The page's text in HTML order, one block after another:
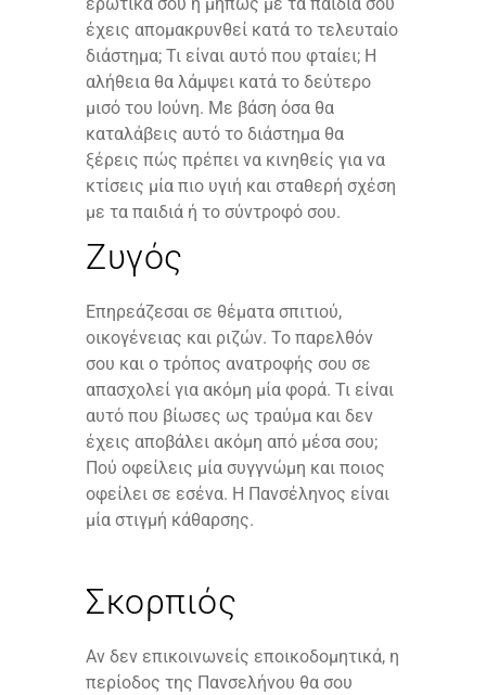
έχεις απομακρυνθεί κατά το τελευταίο
διάστημα; Τι είναι αυτό που φταίει; Η
αλήθεια θα λάμψει κατά το δεύτερο
μισό του Ιούνη. Με βάση όσα θα
καταλάβεις αυτό το διάστημα θα
ξέρεις πώς πρέπει να κινηθείς για να
κτίσεις μία πιο υγιή και σταθερή σχέση
με τα παιδιά ή το σύντροφό σου.
Ζυγός
Επηρεάζεσαι σε θέματα σπιτιού,
οικογένειας και ριζών. Το παρελθόν
σου και ο τρόπος ανατροφής σου σε
απασχολεί για ακόμη μία φορά. Τι είναι
αυτό που βίωσες ως τραύμα και δεν
έχεις αποβάλει ακόμη από μέσα σου;
Πού οφείλεις μία συγγνώμη και ποιος
οφείλει σε εσένα. Η Πανσέληνος είναι
μία στιγμή κάθαρσης.
Σκορπιός
Αν δεν επικοινωνείς εποικοδομητικά, η
περίοδος της Πανσελήνου θα σου